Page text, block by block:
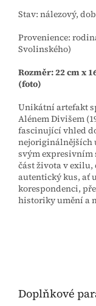
Stav: nálezový,
Provenience:
Svolinského)
Rozměr: 22 cm x
(foto)
Unikátní artefakt
Alénem Divišem
fascinující vhled
nejoriginálnějších
svým
část života v exilu,
autentický kus, ať
korespondenci,
historiky umění a
Doplňkové